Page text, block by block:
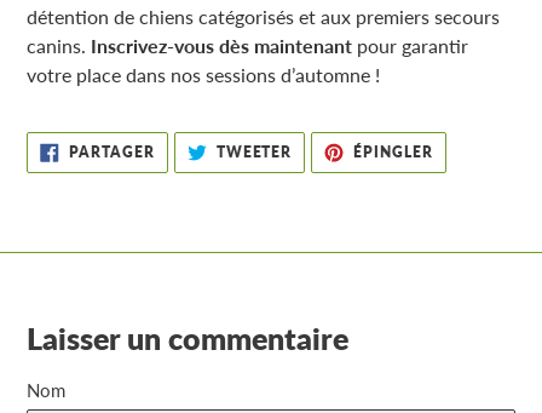
détention de chiens catégorisés et aux premiers secours
canins. Inscrivez-vous dès maintenant pour garantir
votre place dans nos sessions d’automne !
PARTAGERPARTAGER
SUR
FACEBOOK
TWEETER TWEETER
TWITTER
ÉPINGLER
PINTEREST
Laisser un commentaire
Nom